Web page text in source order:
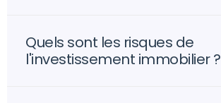
Quels sont les risques de
l'investissement immobilier ?